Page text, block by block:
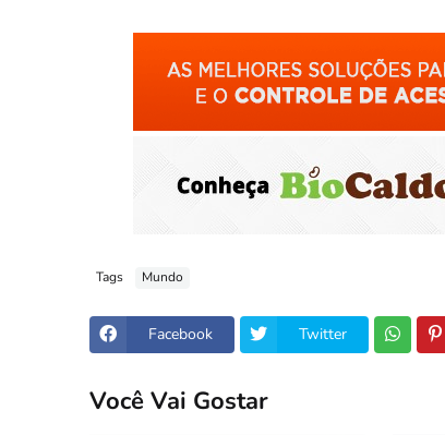
Tags Mundo
Facebook Twitter
Você Vai Gostar